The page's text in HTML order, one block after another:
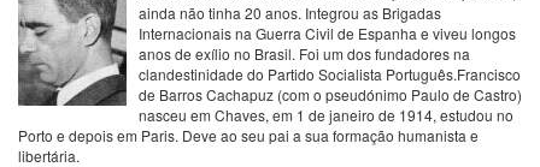
ainda não tinha 20 anos. Integrou as Brigadas
Internacionais na Guerra Civil de Espanha e viveu longos
anos de exílio no Brasil. Foi um dos fundadores na
clandestinidade do Partido Socialista Português.Francisco
de Barros Cachapuz (com o pseudónimo Paulo de Castro)
nasceu em Chaves, em 1 de janeiro de 1914, estudou no
Porto e depois em Paris. Deve ao seu pai a sua formação humanista e
libertária.